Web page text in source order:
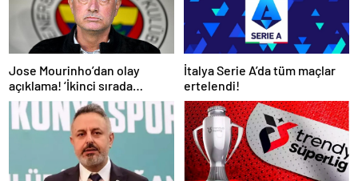
Jose Mourinho’dan olay
açıklama! ‘İkinci sırada
bitireceğiz’
İtalya Serie A’da tüm maçlar
ertelendi!